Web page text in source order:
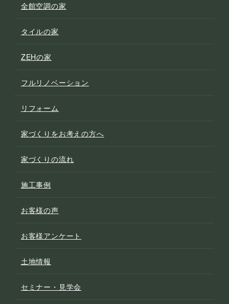
全館空調の家
タイルの家
ZEHの家
フルリノベーション
リフォーム
家づくりをお考えの方へ
家づくりの流れ
施工事例
お客様の声
お客様アンケート
土地情報
セミナー・見学会